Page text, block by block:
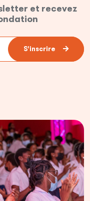
et recevez
S'inscrire